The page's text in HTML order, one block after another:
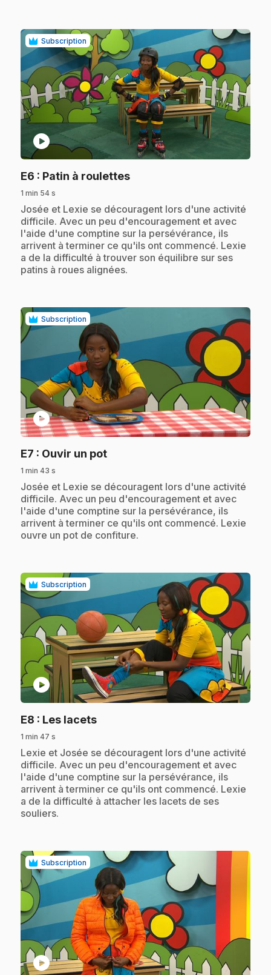
Subscription
play_circle
E6 : Patin à roulettes.
1 min 54 s
.Josée et Lexie se découragent lors d'une activité
difficile. Avec un peu d'encouragement et avec
l'aide d'une comptine sur la persévérance, ils
arrivent à terminer ce qu'ils ont commencé. Lexie
a de la difficulté à trouver son équilibre sur ses
patins à roues alignées.
Subscription
play_circle
E7 : Ouvir un pot.
1 min 43 s
.Josée et Lexie se découragent lors d'une activité
difficile. Avec un peu d'encouragement et avec
l'aide d'une comptine sur la persévérance, ils
arrivent à terminer ce qu'ils ont commencé. Lexie
ouvre un pot de confiture.
Subscription
play_circle
E8 : Les lacets.
1 min 47 s
.Lexie et Josée se découragent lors d'une activité
difficile. Avec un peu d'encouragement et avec
l'aide d'une comptine sur la persévérance, ils
arrivent à terminer ce qu'ils ont commencé. Lexie
a de la difficulté à attacher les lacets de ses
souliers.
Subscription
play_circle